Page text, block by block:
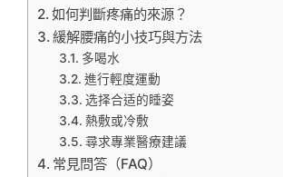
如何判斷疼痛的來源？
緩解腰痛的小技巧與方法
多喝水
進行輕度運動
选择合适的睡姿
熱敷或冷敷
尋求專業醫療建議
常見問答（FAQ）